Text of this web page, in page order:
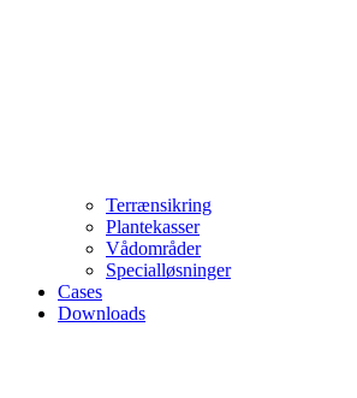
Terrænsikring
Plantekasser
Vådområder
Specialløsninger
Cases
Downloads